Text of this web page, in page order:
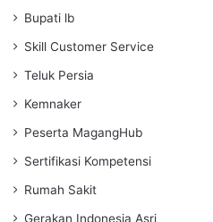
Bupati lb
Skill Customer Service
Teluk Persia
Kemnaker
Peserta MagangHub
Sertifikasi Kompetensi
Rumah Sakit
Gerakan Indonesia Asri